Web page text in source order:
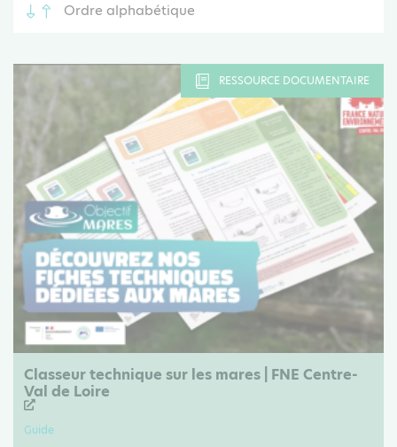
Ordre alphabétique
RESSOURCE DOCUMENTAIRE
Classeur technique sur les mares | FNE Centre-
Val de Loire
Guide